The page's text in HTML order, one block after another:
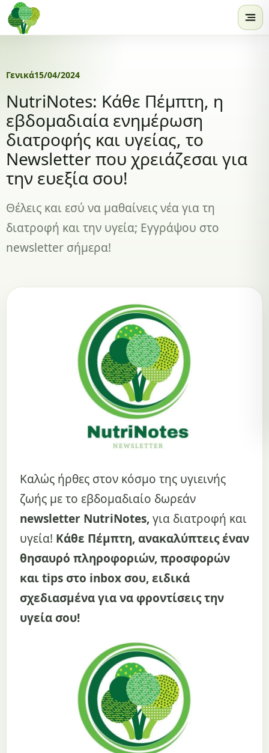
Skip to content
Γενικά15/04/2024
NutriNotes: Κάθε Πέμπτη, η
εβδομαδιαία ενημέρωση
διατροφής και υγείας, το
Newsletter που χρειάζεσαι για
την ευεξία σου!
Θέλεις και εσύ να μαθαίνεις νέα για τη
διατροφή και την υγεία; Εγγράψου στο
newsletter σήμερα!
Καλώς ήρθες στον κόσμο της υγιεινής
ζωής με το εβδομαδιαίο δωρεάν
newsletter NutriNotes,για διατροφή και
υγεία! Κάθε Πέμπτη, ανακαλύπτεις έναν
θησαυρό πληροφοριών, προσφορών
και tips στο inbox σου, ειδικά
σχεδιασμένα για να φροντίσεις την
υγεία σου!